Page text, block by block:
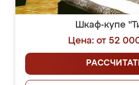
Шкаф-купе
Цена: от 52